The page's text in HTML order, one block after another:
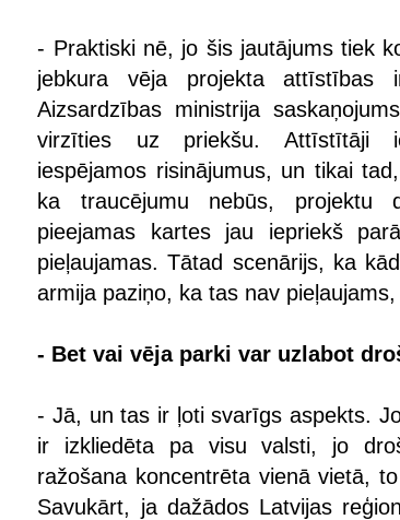
- Praktiski nē, jo šis jautājums tiek
jebkura vēja projekta attīstības
Aizsardzības ministrija
virzīties uz priekšu. Attīstītāji
iespējamos risinājumus, un tikai
ka traucējumu nebūs, projektu
pieejamas kartes jau iepriekš
pieļaujamas. Tātad scenārijs, ka
armija paziņo, ka tas nav
- Bet vai vēja parki var uzlabot
- Jā, un tas ir ļoti svarīgs aspekts.
ir izkliedēta pa visu valsti, jo
ražošana koncentrēta vienā vietā,
Savukārt, ja dažādos Latvijas